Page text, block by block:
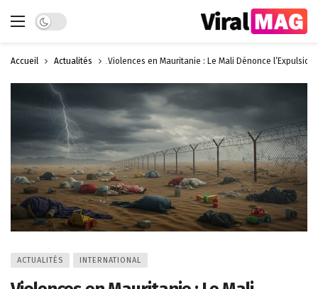
Dark mode
Accueil Actualités Violences en Mauritanie : Le Mali Dénonce l’Expulsion
ACTUALITÉS INTERNATIONAL